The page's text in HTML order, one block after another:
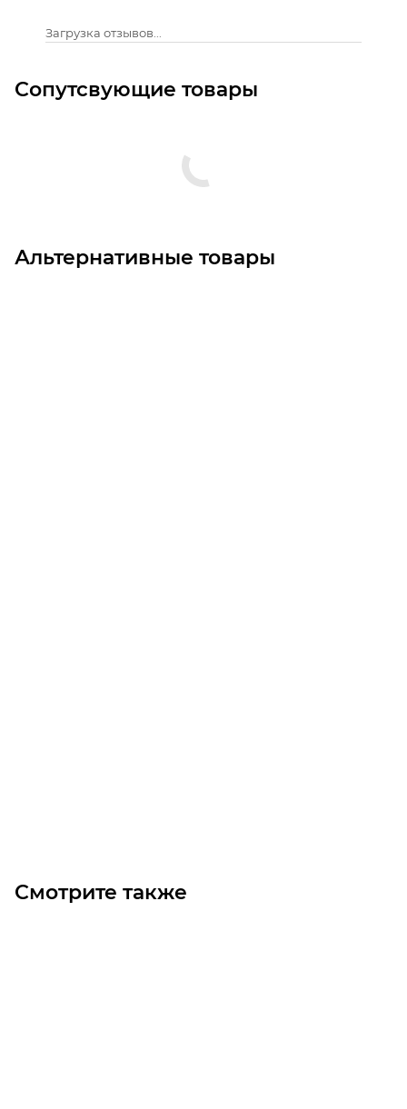
Загрузка отзывов...
Сопутсвующие товары
Альтернативные товары
Смотрите также